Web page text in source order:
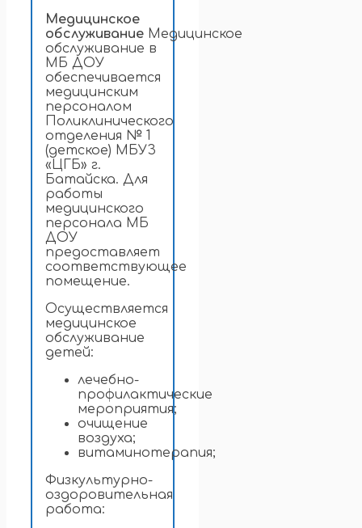
Медицинское
обслуживание Медицинское
обслуживание в
МБ ДОУ
обеспечивается
медицинским
персоналом
Поликлинического
отделения № 1
(детское) МБУЗ
«ЦГБ» г.
Батайска. Для
работы
медицинского
персонала МБ
ДОУ
предоставляет
соответствующее
помещение.
Осуществляется
медицинское
обслуживание
детей:
лечебно-
профилактические
мероприятия;
очищение
воздуха;
витаминотерапия;
Физкультурно-
оздоровительная
работа: